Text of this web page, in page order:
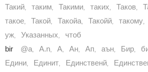
Такий, таким, Такими, таких, Таков,
такое, Такой, Такойа, Такойй, такому,
уж, Указанных, чтоб
bir
@a, A.n, А, Ан, Ап, аън, Бир,
Едини, Единит, Единственй,